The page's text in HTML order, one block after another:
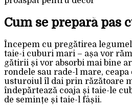
Cum se prepară pas
Începem cu pregătirea
taie-i cuburi mari – așa vor
gătirii și vor absorbi mai bine
rondele sau rade-l mare,
usturoiul îl dai prin răzătoare
îndepărtează coaja și taie-le
de semințe și taie-l fâșii.